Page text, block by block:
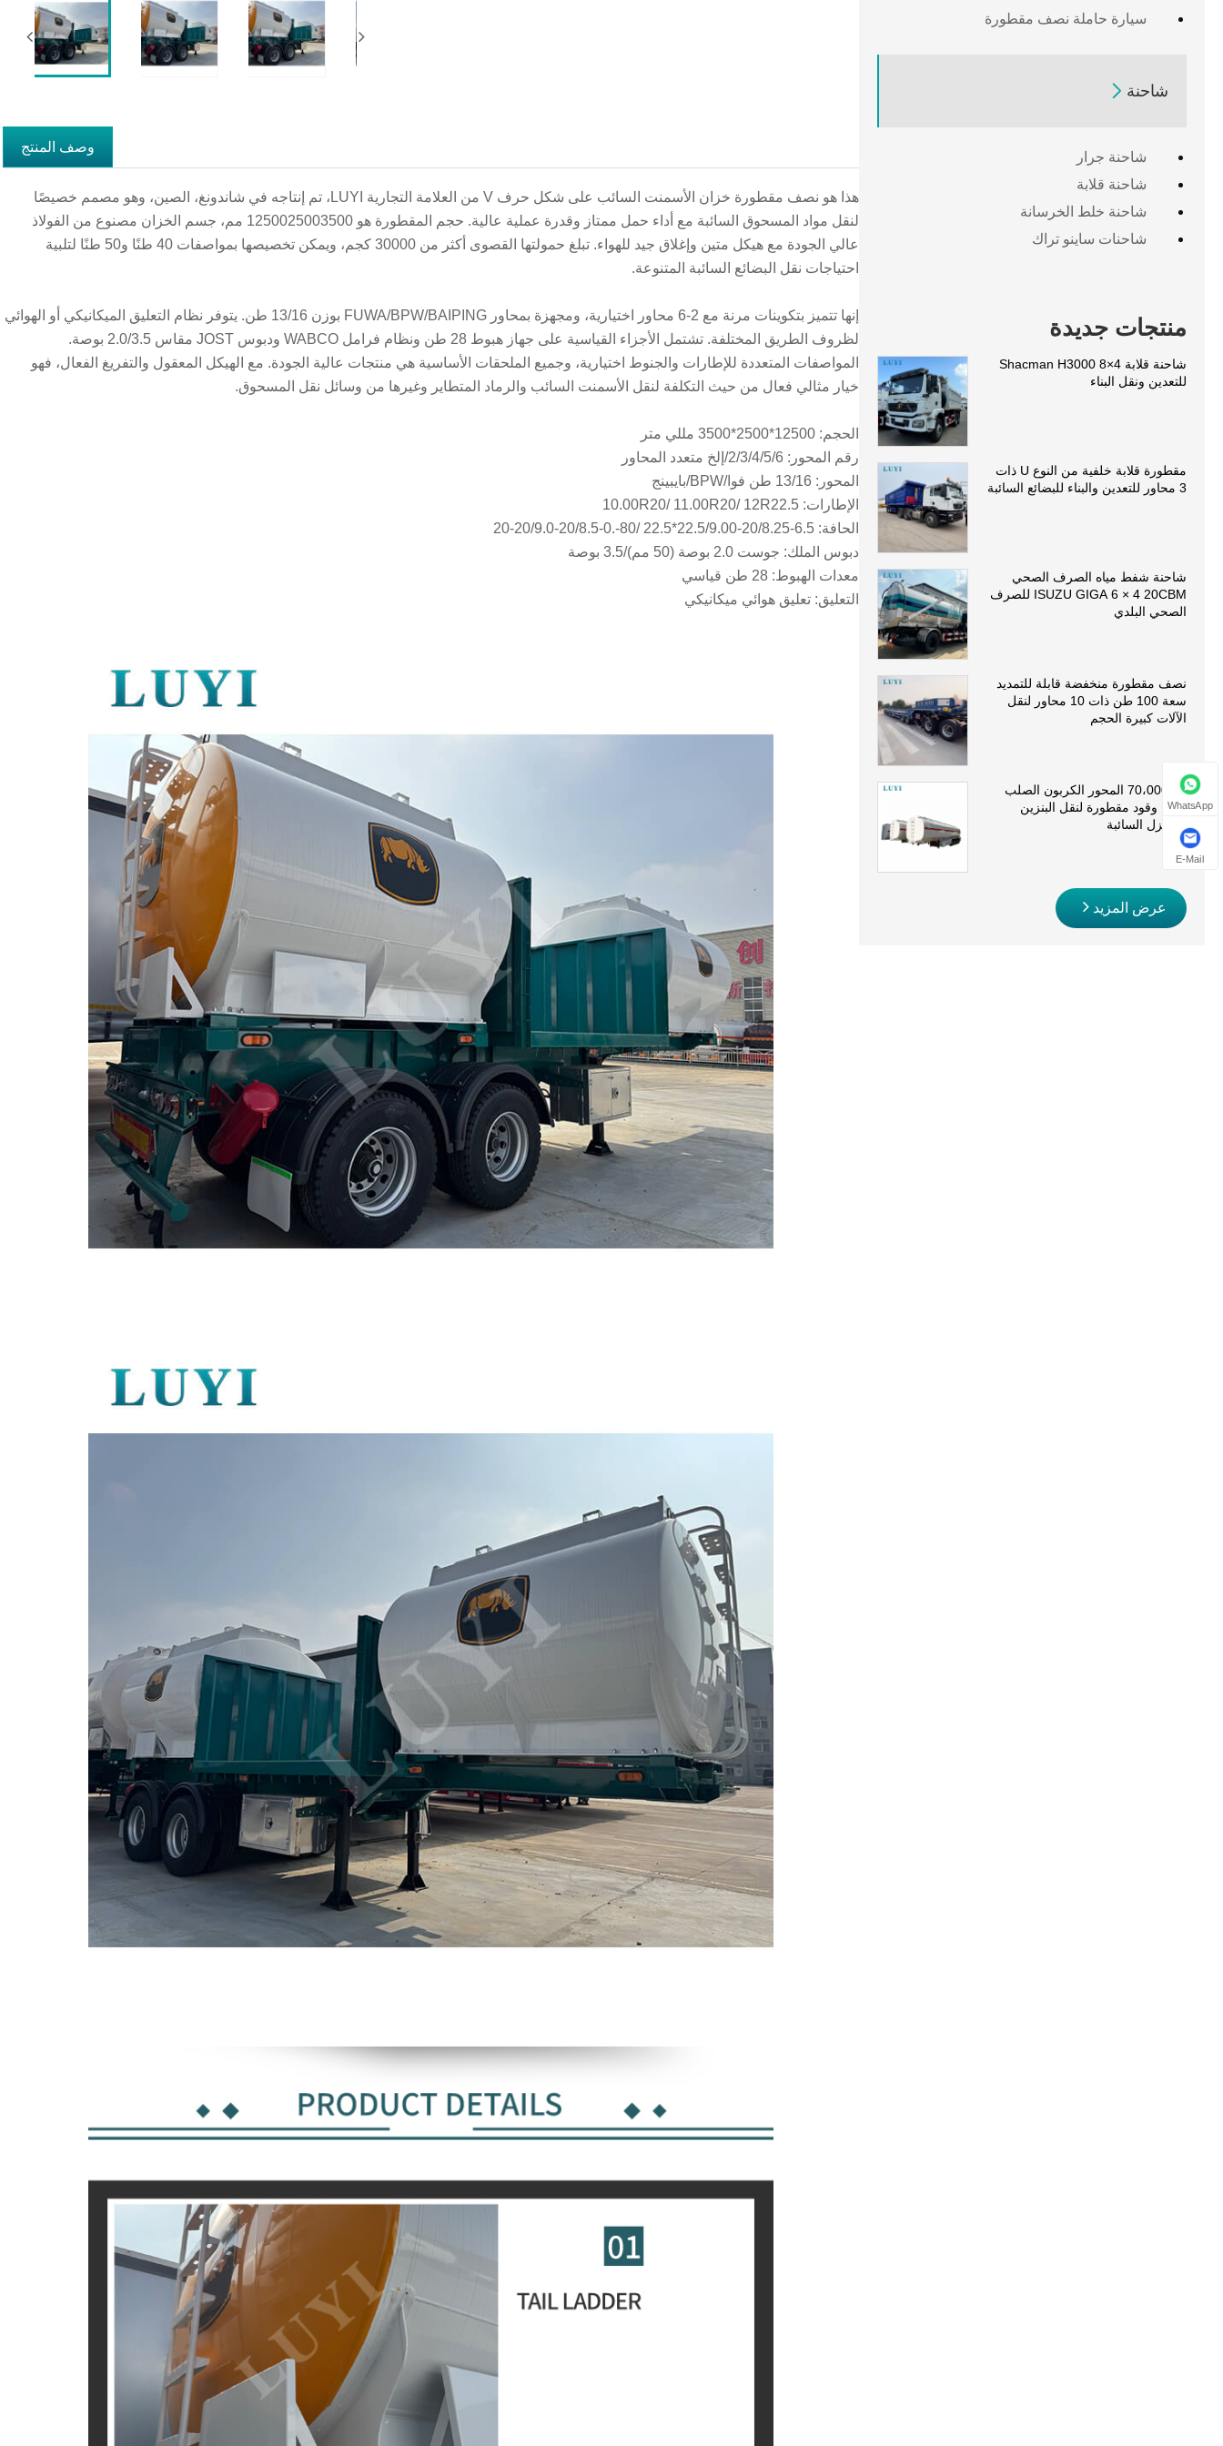
سيارة حاملة نصف مقطورة
شاحنة 
شاحنة جرار
شاحنة قلابة
شاحنة خلط الخرسانة
شاحنات ساينو تراك
منتجات جديدة
شاحنة قلابة Shacman H3000 8×4
للتعدين ونقل البناء
مقطورة قلابة خلفية من النوع U ذات
3 محاور للتعدين والبناء للبضائع السائبة
شاحنة شفط مياه الصرف الصحي
ISUZU GIGA 6 × 4 20CBM للصرف
الصحي البلدي
نصف مقطورة منخفضة قابلة للتمديد
سعة 100 طن ذات 10 محاور لنقل
الآلات كبيرة الحجم
70،000L 5 المحور الكربون الصلب
ناقلة وقود مقطورة لنقل البنزين
والديزل السائبة
عرض المزيد
وصف المنتج
هذا هو نصف مقطورة خزان الأسمنت السائب على شكل حرف V من العلامة التجارية LUYI، تم إنتاجه في شاندونغ، الصين، وهو مصمم خصيصًا
لنقل مواد المسحوق السائبة مع أداء حمل ممتاز وقدرة عملية عالية. حجم المقطورة هو 1250025003500 مم، جسم الخزان مصنوع من الفولاذ
عالي الجودة مع هيكل متين وإغلاق جيد للهواء. تبلغ حمولتها القصوى أكثر من 30000 كجم، ويمكن تخصيصها بمواصفات 40 طنًا و50 طنًا لتلبية
احتياجات نقل البضائع السائبة المتنوعة.
إنها تتميز بتكوينات مرنة مع 2-6 محاور اختيارية، ومجهزة بمحاور FUWA/BPW/BAIPING بوزن 13/16 طن. يتوفر نظام التعليق الميكانيكي أو الهوائي
لظروف الطريق المختلفة. تشتمل الأجزاء القياسية على جهاز هبوط 28 طن ونظام فرامل WABCO ودبوس JOST مقاس 2.0/3.5 بوصة.
المواصفات المتعددة للإطارات والجنوط اختيارية، وجميع الملحقات الأساسية هي منتجات عالية الجودة. مع الهيكل المعقول والتفريغ الفعال، فهو
خيار مثالي فعال من حيث التكلفة لنقل الأسمنت السائب والرماد المتطاير وغيرها من وسائل نقل المسحوق.
الحجم: 12500*2500*3500 مللي متر
رقم المحور: 2/3/4/5/6/إلخ متعدد المحاور
المحور: 13/16 طن فوا/BPW/بايبينج
الإطارات: 10.00R20/ 11.00R20/ 12R22.5
الحافة: 6.5-20/8.25-22.5/9.00*22.5 /80-.0-20/8.5-20/9.0-20
دبوس الملك: جوست 2.0 بوصة (50 مم)/3.5 بوصة
معدات الهبوط: 28 طن قياسي
التعليق: تعليق هوائي ميكانيكي
WhatsApp
E-Mail